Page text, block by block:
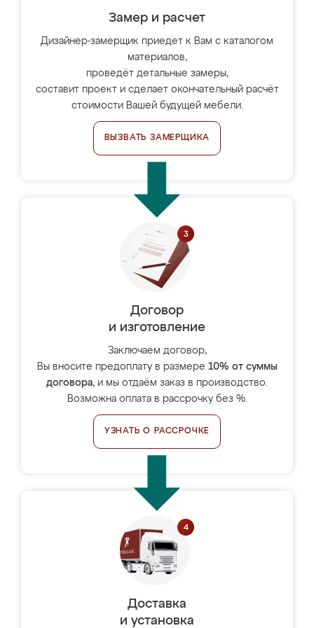
Замер и расчет
Дизайнер-замерщик приедет к Вам с каталогом
материалов,
проведёт детальные замеры,
составит проект и сделает окончательный расчёт
стоимости Вашей будущей мебели.
ВЫЗВАТЬ ЗАМЕРЩИКА
Договор
и изготовление
Заключаем договор,
Вы вносите предоплату в размере 10% от суммы
договора, и мы отдаём заказ в производство.
Возможна оплата в рассрочку без %.
УЗНАТЬ О РАССРОЧКЕ
Доставка
и установка